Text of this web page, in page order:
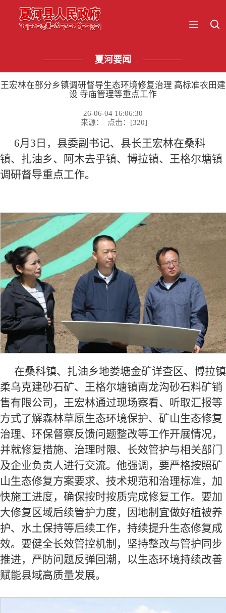
夏河要闻
王宏林在部分乡镇调研督导生态环境修复治理 高标准农田建
设 寺庙管理等重点工作
26-06-04 16:06:30
来源： 点击：[320]
6月 3日，县委副书记、县长王宏林在桑科
镇、扎油乡、阿木去乎镇、博拉镇、王格尔塘镇
调研督导重点工作。
在桑科镇、扎油乡地娄塘金矿详查区、博拉镇
柔乌克建砂石矿、王格尔塘镇南龙沟砂石料矿销
售有限公司，王宏林通过现场察看、听取汇报等
方式了解森林草原生态环境保护、矿山生态修复
治理、环保督察反馈问题整改等工作开展情况，
并就修复措施、治理时限、长效管护与相关部门
及企业负责人进行交流。他强调，要严格按照矿
山生态修复方案要求、技术规范和治理标准，加
快施工进度，确保按时按质完成修复工作。要加
大修复区域后续管护力度，因地制宜做好植被养
护、水土保持等后续工作，持续提升生态修复成
效。要健全长效管控机制，坚持整改与管护同步
推进，严防问题反弹回潮，以生态环境持续改善
赋能县域高质量发展。